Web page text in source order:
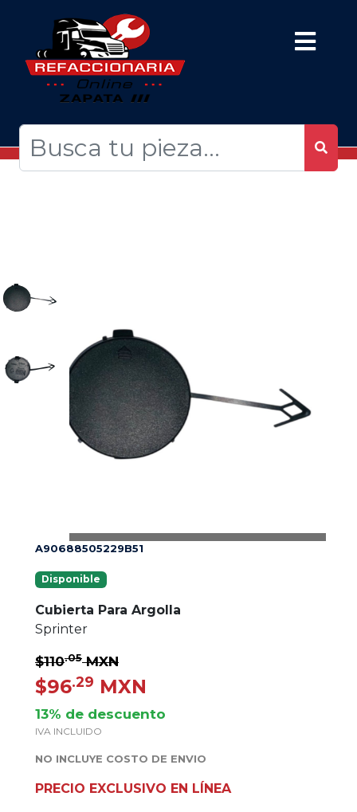
A90688505229B51
Disponible
Cubierta Para Argolla
Sprinter
$110.05MXN
$96.29 MXN
13% de descuento
IVA INCLUIDO
NO INCLUYE COSTO DE ENVIO
PRECIO EXCLUSIVO EN LÍNEA